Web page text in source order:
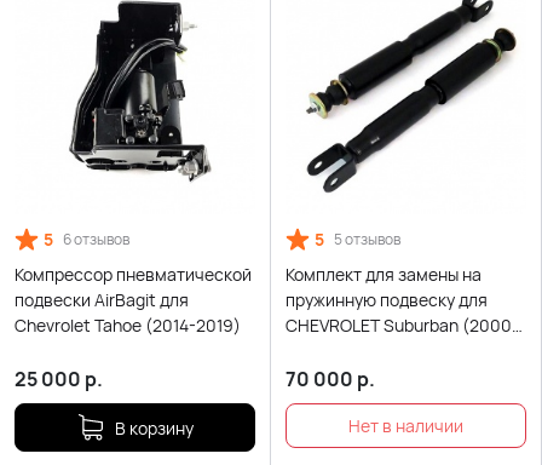
5 6 отзывов
Компрессор пневматической
подвески AirBagit для
Chevrolet Tahoe (2014-2019)
25 000 р.
В корзину
5 5 отзывов
Комплект для замены на
пружинную подвеску для
CHEVROLET Suburban (2000-
70 000 р.